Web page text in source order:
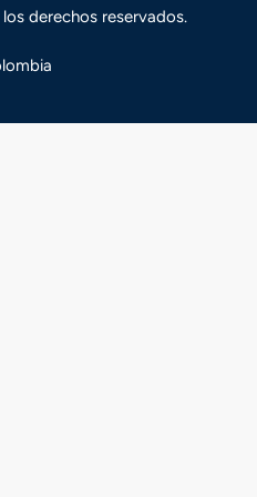
derechos reservados.